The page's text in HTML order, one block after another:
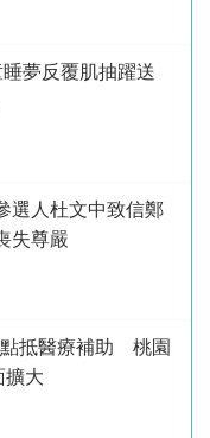
夢反覆肌抽躍送
人杜文中致信鄭
失尊嚴
抵醫療補助 桃園
擴大